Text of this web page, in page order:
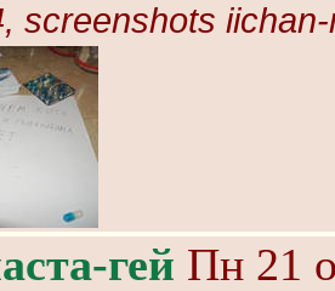
screenshots
гей Пн 21